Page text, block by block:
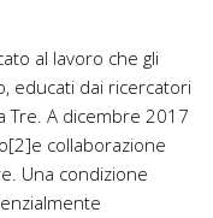
al lavoro che gli
educati dai ricercatori
Tre. A dicembre 2017
[2]e collaborazione
Una condizione